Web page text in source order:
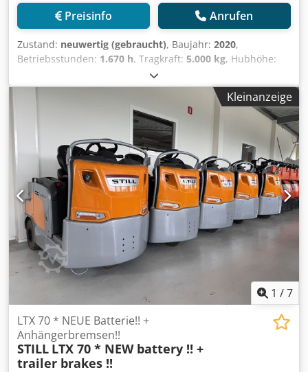
Preisinfo Anrufen
Zustand: neuwertig (gebraucht), Baujahr: 2020,
Betriebsstunden: 1.670 h, Tragkraft: 5.000 kg, Hubhöhe:
elektrisch
LINDE P 50 Schlepper - 1F ID: 26060.6269 Kategorie:
Gebraucht Mast: 1F300 Hubhöhe: 300 mm Tragkraft: 5000
kg Baujahr: 2020 Crjdpfx Ajzq Umqjpvof Betriebsstunden:
1670 Stunden Batterie: 24 V /
Kleinanzeige
1 /7
LTX 70 * NEUE Batterie!! +
Anhängerbremsen!!
STILL LTX 70 * NEW battery !! +
trailer brakes !!